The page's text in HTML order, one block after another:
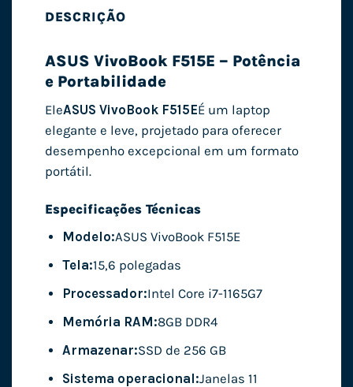
DESCRIÇÃO
ASUS VivoBook F515E – Potência
e Portabilidade
EleASUS VivoBook F515EÉ um laptop
elegante e leve, projetado para oferecer
desempenho excepcional em um formato
portátil.
Especificações Técnicas
Modelo:ASUS VivoBook F515E
Tela:15,6 polegadas
Processador:Intel Core i7-1165G7
Memória RAM:8GB DDR4
Armazenar:SSD de 256 GB
Sistema operacional:Janelas 11